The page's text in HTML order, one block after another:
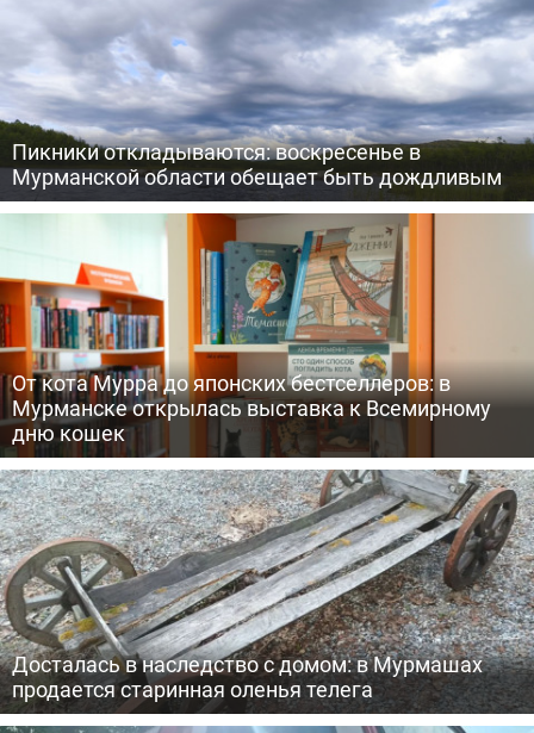
Пикники откладываются: воскресенье в
Мурманской области обещает быть дождливым
От кота Мурра до японских бестселлеров: в
Мурманске открылась выставка к Всемирному
дню кошек
Досталась в наследство с домом: в Мурмашах
продается старинная оленья телега